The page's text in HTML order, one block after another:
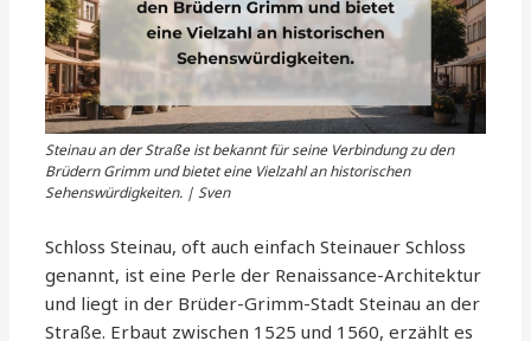
Steinau an der Straße ist bekannt für seine Verbindung zu den
Brüdern Grimm und bietet eine Vielzahl an historischen
Sehenswürdigkeiten. | Sven
Schloss Steinau, oft auch einfach Steinauer Schloss
genannt, ist eine Perle der Renaissance-Architektur
und liegt in der Brüder-Grimm-Stadt Steinau an der
Straße. Erbaut zwischen 1525 und 1560, erzählt es